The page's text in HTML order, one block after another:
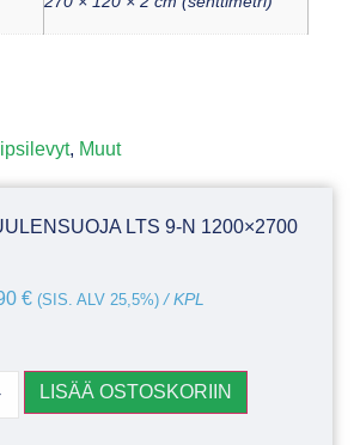
, Muut
LTS 9-N 1200×2700
€ (SIS. ALV 25,5%)/ KPL
LISÄÄ OSTOSKORIIN